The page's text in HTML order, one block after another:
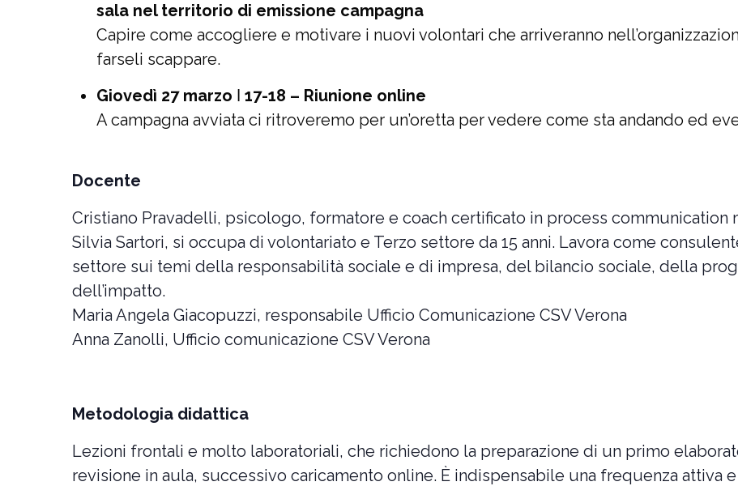
sala nel territorio di emissione campagna
Capire come accogliere e motivare i nuovi volontari che arriveranno
farseli scappare.
Giovedì 27 marzo ǀ 17-18 – Riunione online
A campagna avviata ci ritroveremo per un’oretta per vedere come sta andando ed
Docente
Cristiano Pravadelli, psicologo, formatore e coach certificato in process communication
Silvia Sartori, si occupa di volontariato e Terzo settore da 15 anni. Lavora come
settore sui temi della responsabilità sociale e di impresa, del bilancio sociale, della
dell’impatto.
Maria Angela Giacopuzzi, responsabile Ufficio Comunicazione CSV Verona
Anna Zanolli, Ufficio comunicazione CSV Verona
Metodologia didattica
Lezioni frontali e molto laboratoriali, che richiedono la preparazione di un primo
revisione in aula, successivo caricamento online. È indispensabile una frequenza attiva